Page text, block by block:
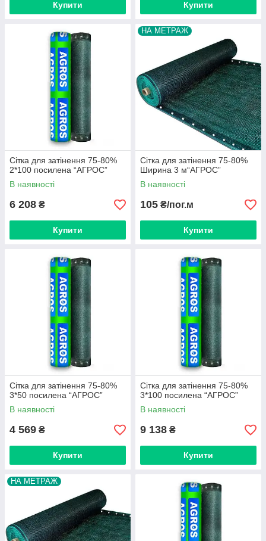
Купити Купити
Сітка для затінення 75-80%
2*100 посилена “AГРОС”
В наявності
6 208 ₴
Купити
НА МЕТРАЖ
Сітка для затінення 75-80%
Ширина 3 м“AГРОС”
В наявності
105 ₴/пог.м
Купити
Сітка для затінення 75-80%
3*50 посилена “AГРОС”
В наявності
4 569 ₴
Купити
Сітка для затінення 75-80%
3*100 посилена “AГРОС”
В наявності
9 138 ₴
Купити
НА МЕТРАЖ